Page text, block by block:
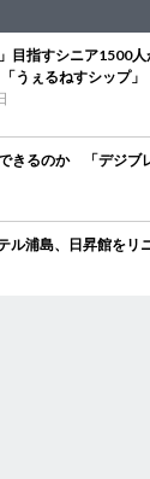
」目指すシニア1500
うぇるねすシップ」
きるのか 「デジブ
浦島、日昇館をリ